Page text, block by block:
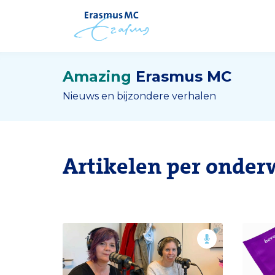
Amazing Erasmus MC
Nieuws en bijzondere verhalen
Artikelen per